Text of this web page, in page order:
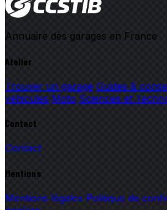
Annuaire des garages en France
Atelier
Trouver un garage Guides &
véhicules Moto Sciences et
Contact
Contact
Mentions
Mentions légales Politique de